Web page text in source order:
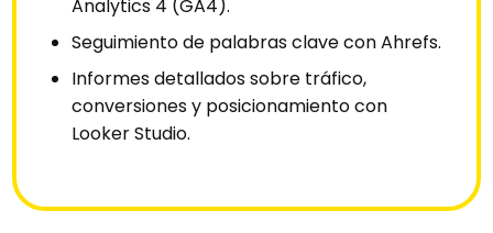
Analytics 4 (GA4).
Seguimiento de palabras clave con Ahrefs.
Informes detallados sobre tráfico,
conversiones y posicionamiento con
Looker Studio.